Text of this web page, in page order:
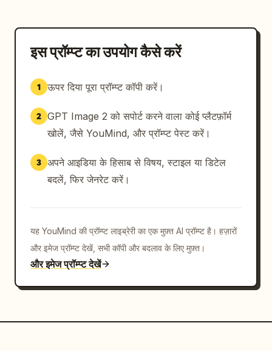
इस प्रॉम्प्ट का उपयोग कैसे करें
1 ऊपर दिया पूरा प्रॉम्प्ट कॉपी करें।
2 GPT Image 2 को सपोर्ट करने वाला कोई प्लैटफ़ॉर्म
खोलें, जैसे YouMind, और प्रॉम्प्ट पेस्ट करें।
3 अपने आइडिया के हिसाब से विषय, स्टाइल या डिटेल
बदलें, फिर जेनरेट करें।
यह YouMind की प्रॉम्प्ट लाइब्रेरी का एक मुफ़्त AI प्रॉम्प्ट है। हज़ारों
और इमेज प्रॉम्प्ट देखें, सभी कॉपी और बदलाव के लिए मुफ़्त।
और इमेज प्रॉम्प्ट देखें